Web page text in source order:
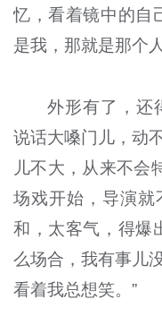
忆，看着镜中的自
是我，那就是那个
外形有了，还
说话大嗓门儿，动
儿不大，从来不会
场戏开始，导演就
和，太客气，得爆
么场合，我有事儿
看着我总想笑。”